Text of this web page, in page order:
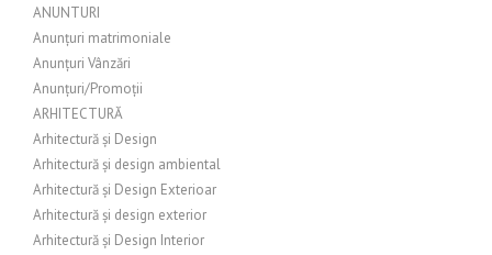
ANUNTURI
Anunțuri matrimoniale
Anunțuri Vânzări
Anunțuri/Promoții
ARHITECTURĂ
Arhitectură și Design
Arhitectură și design ambiental
Arhitectură și Design Exterioar
Arhitectură și design exterior
Arhitectură și Design Interior